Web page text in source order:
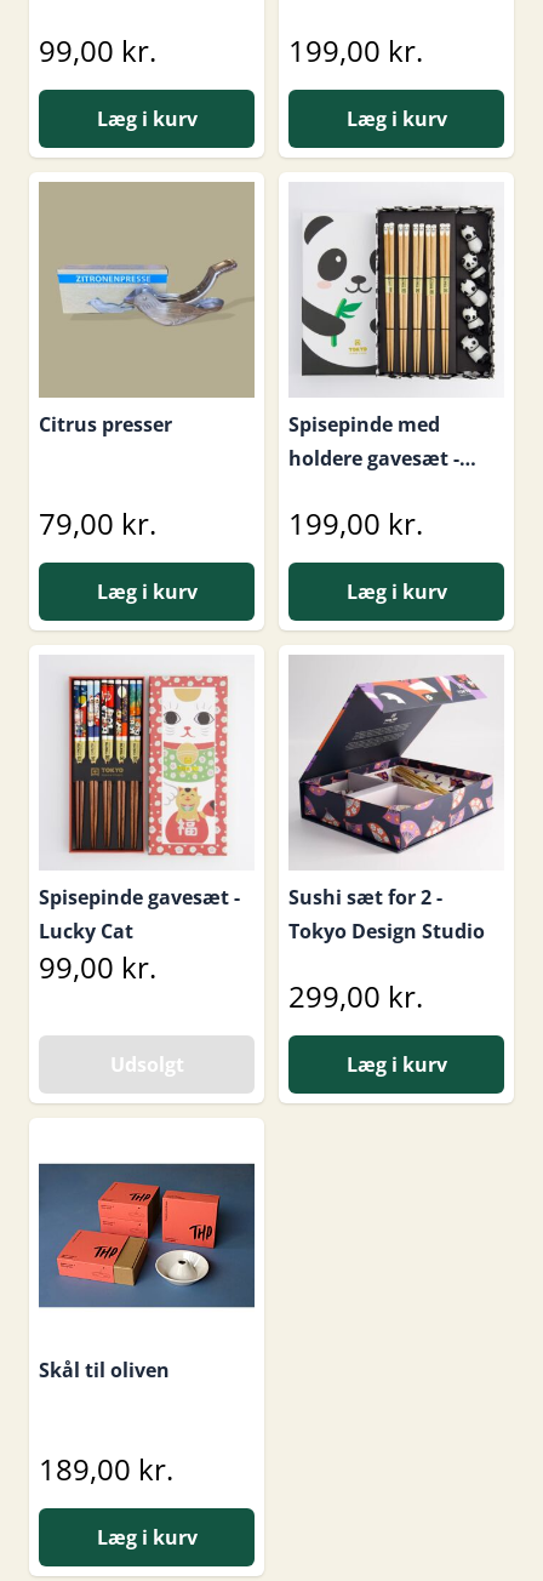
99,00 kr.
Læg i kurv
199,00 kr.
Læg i kurv
Citrus presser
79,00 kr.
Læg i kurv
Spisepinde med
holdere gavesæt -
199,00 kr.
Læg i kurv
Spisepinde gavesæt -
Lucky Cat
99,00 kr.
Udsolgt
Sushi sæt for 2 -
Tokyo Design Studio
299,00 kr.
Læg i kurv
Skål til oliven
189,00 kr.
Læg i kurv